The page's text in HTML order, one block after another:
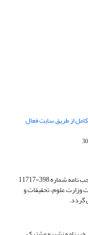
از طریق سایت فعال
فصلنامه پژوهش های نوین حقوق اداری به موجب نامه شماره 398-11717
نشریات وزارت علوم، تحقیقات و
گردد.